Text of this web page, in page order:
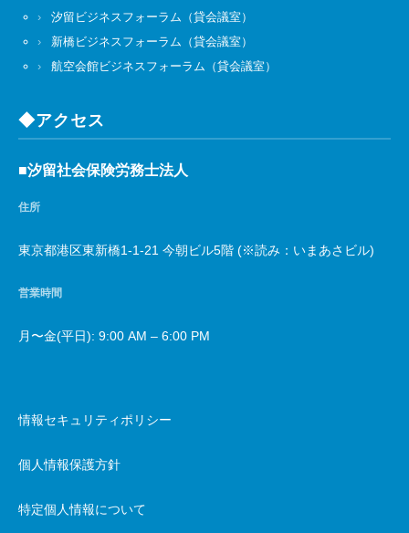
汐留ビジネスフォーラム（貸会議室）
新橋ビジネスフォーラム（貸会議室）
航空会館ビジネスフォーラム（貸会議室）
◆アクセス
■汐留社会保険労務士法人
住所
東京都港区東新橋1-1-21 今朝ビル5階 (※読み：いまあさビル)
営業時間
月〜金(平日): 9:00 AM – 6:00 PM
情報セキュリティポリシー
個人情報保護方針
特定個人情報について